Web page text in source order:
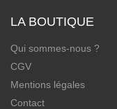
LA BOUTIQUE
Qui sommes-nous ?
CGV
Mentions légales
Contact